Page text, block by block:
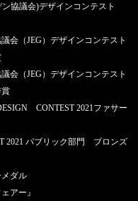
協議会)デザインコンテスト
会（JEG）デザインコンテスト
会（JEG）デザインコンテスト
賞
CONTEST 2021ファサー
2021 パブリック部門 ブロンズ
ダル
アー』